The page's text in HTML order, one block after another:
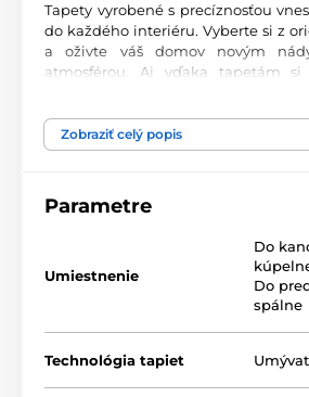
Tapety vyrobené s precíznosťou
do každého interiéru. Vyberte si z
a oživte váš domov novým
atmosférou. Aj vďaka tapetám si
Najvyššia kvalita tlače
miestnosti. Tlačia sa na
technológii sa vyznačujú
farebnou stálosťou.
výška)
Zobraziť celý popis
Parametre
Umiestnenie
Do
Do
spálne
Technológia tapiet